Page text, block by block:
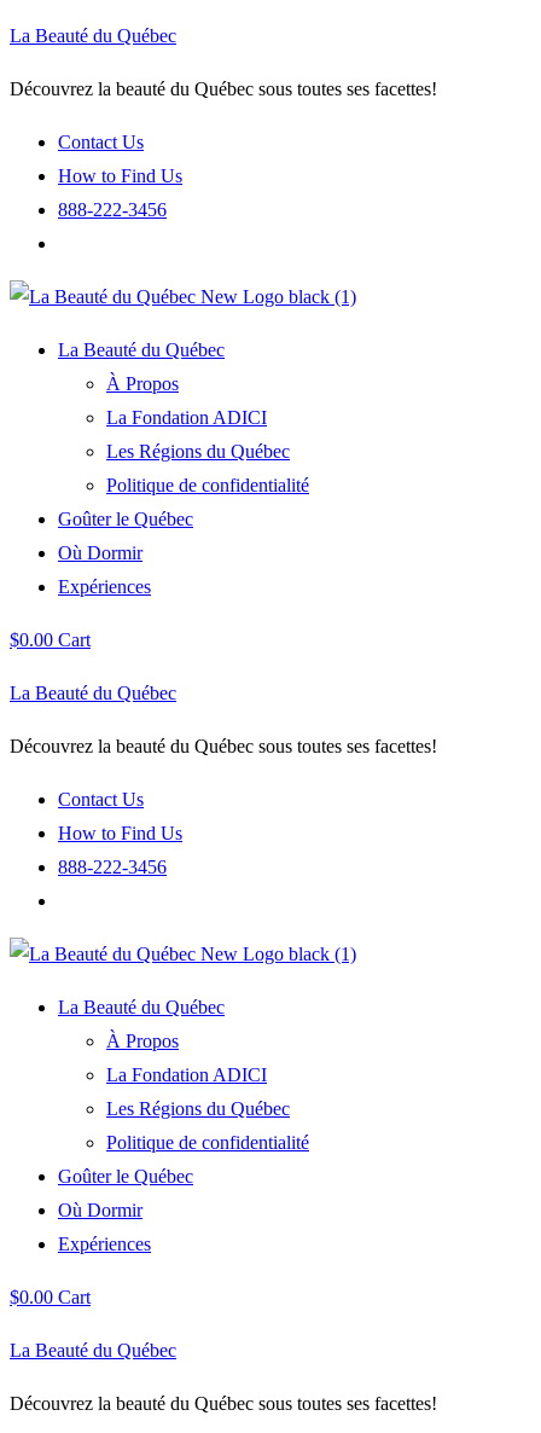
La Beauté du Québec
Découvrez la beauté du Québec sous toutes ses facettes!
Contact Us
How to Find Us
888-222-3456
La Beauté du Québec
À Propos
La Fondation ADICI
Les Régions du Québec
Politique de confidentialité
Goûter le Québec
Où Dormir
Expériences
$0.00 Cart
La Beauté du Québec
Découvrez la beauté du Québec sous toutes ses facettes!
Contact Us
How to Find Us
888-222-3456
La Beauté du Québec
À Propos
La Fondation ADICI
Les Régions du Québec
Politique de confidentialité
Goûter le Québec
Où Dormir
Expériences
$0.00 Cart
La Beauté du Québec
Découvrez la beauté du Québec sous toutes ses facettes!